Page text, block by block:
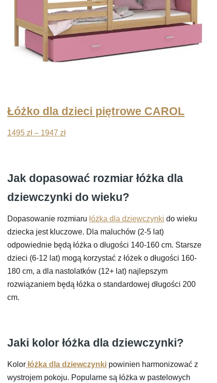
Łóżko dla dzieci piętrowe CAROL
1495 zł – 1947 złZakres
1495 zł
do
1947 zł
Jak dopasować rozmiar łóżka dla
dziewczynki do wieku?
Dopasowanie rozmiaru łóżka dla dziewczynki do wieku
dziecka jest kluczowe. Dla maluchów (2-5 lat)
odpowiednie będą łóżka o długości 140-160 cm. Starsze
dzieci (6-12 lat) mogą korzystać z łóżek o długości 160-
180 cm, a dla nastolatków (12+ lat) najlepszym
rozwiązaniem będą łóżka o standardowej długości 200
cm.
Jaki kolor łóżka dla dziewczynki?
Kolor łóżka dla dziewczynki powinien harmonizować z
wystrojem pokoju. Popularne są łóżka w pastelowych